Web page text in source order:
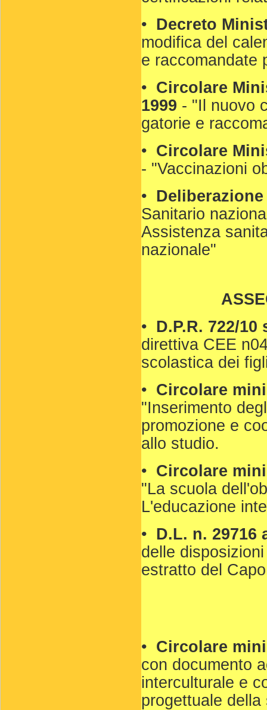
• Decreto
modifica del
e raccomandate
• Circolare
1999 - "Il nuovo
gatorie e
• Circolare
- "Vaccinazioni
•
Sanitario
Assistenza
nazionale"
• D.P.R. 722/
direttiva CEE
scolastica dei
• Circolare
"Inserimento
promozione e
allo studio.
• Circolare
"La scuola
L'educazione
• D.L. n. 29716
delle
estratto del
• Circolare
con documento
interculturale e
progettuale della